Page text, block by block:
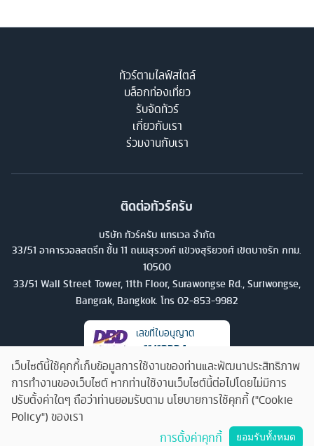
ทัวร์ตามไลฟ์สไตล์
บล็อกท่องเที่ยว
รับจัดทัวร์
เกี่ยวกับเรา
ร่วมงานกับเรา
ติดต่อทัวร์ครับ
บริษัท ทัวร์ครับ แทรเวล จำกัด
33/51 อาคารวอลสตรีท ชั้น 11 ถนนสุรวงศ์ แขวงสุริยวงศ์ เขตบางรัก กทม.
10500
33/51 Wall Street Tower, 11th Floor, Surawongse Rd., Suriwongse,
Bangrak, Bangkok. โทร 02-853-9982
เลขที่ใบอนุญาต
11/13224
คุยกับทัวร์ครับ
เว็บไซต์นี้ใช้คุกกี้เก็บข้อมูลการใช้งานของท่านและพัฒนาประสิทธิภาพ
การทำงานของเว็บไซต์ หากท่านใช้งานเว็บไซต์นี้ต่อไปโดยไม่มีการ
ปรับตั้งค่าใดๆ ถือว่าท่านยอมรับตาม นโยบายการใช้คุกกี้ ("Cookie
Policy") ของเรา
การตั้งค่าคุกกี้
ยอมรับทั้งหมด